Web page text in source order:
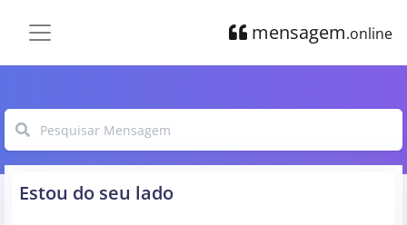
mensagem.online
Estou do seu lado